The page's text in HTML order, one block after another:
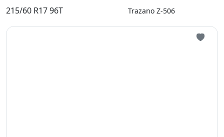
215/60 R17 96T Trazano Z-506